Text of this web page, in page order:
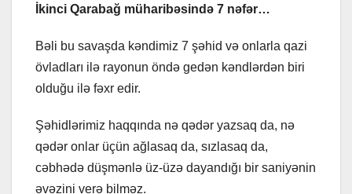
İkinci Qarabağ müharibəsində 7 nəfər…
Bəli bu savaşda kəndimiz 7 şəhid və onlarla qazi
övladları ilə rayonun öndə gedən kəndlərdən biri
olduğu ilə fəxr edir.
Şəhidlərimiz haqqında nə qədər yazsaq da, nə
qədər onlar üçün ağlasaq da, sızlasaq da,
cəbhədə düşmənlə üz-üzə dayandığı bir saniyənin
əvəzini verə bilməz.